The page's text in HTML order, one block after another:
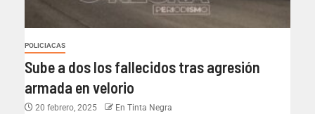
POLICIACAS
Sube a dos los fallecidos tras agresión
armada en velorio
20 febrero, 2025 En Tinta Negra